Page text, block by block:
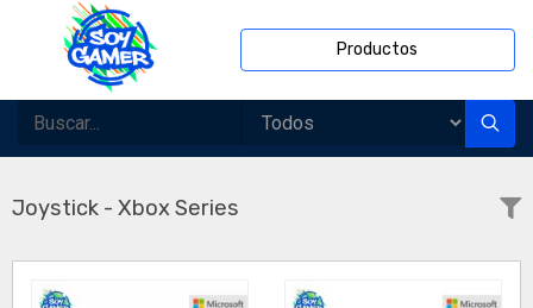
Productos
Joystick - Xbox Series